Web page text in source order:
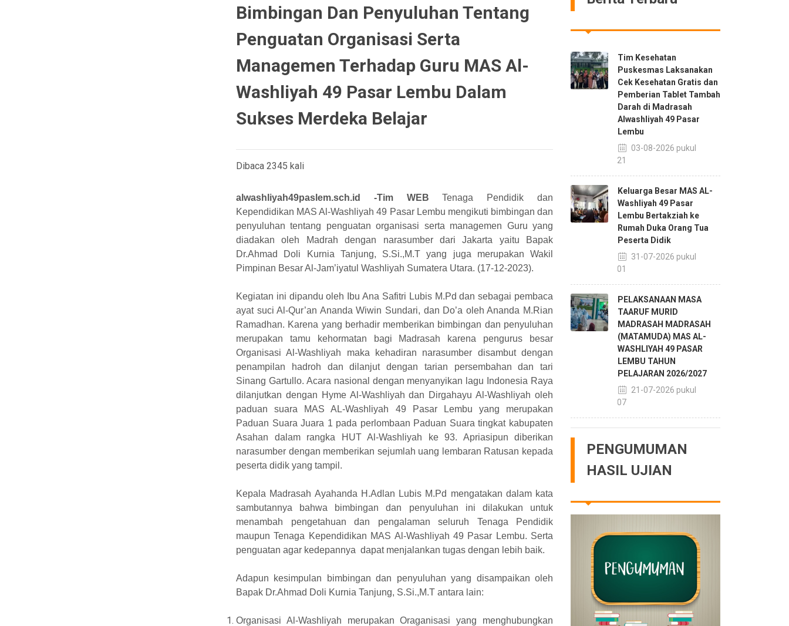
Bimbingan Dan Penyuluhan Tentang
Penguatan Organisasi Serta
Managemen Terhadap Guru MAS Al-
Washliyah 49 Pasar Lembu Dalam
Sukses Merdeka Belajar
Dibaca 2345 kali
alwashliyah49paslem.sch.id -Tim WEB Tenaga Pendidik dan
Kependidikan MAS Al-Washliyah 49 Pasar Lembu mengikuti bimbingan dan
penyuluhan tentang penguatan organisasi serta managemen Guru yang
diadakan oleh Madrah dengan narasumber dari Jakarta yaitu Bapak
Dr.Ahmad Doli Kurnia Tanjung, S.Si.,M.T yang juga merupakan Wakil
Pimpinan Besar Al-Jam’iyatul Washliyah Sumatera Utara. (17-12-2023).
Kegiatan ini dipandu oleh Ibu Ana Safitri Lubis M.Pd dan sebagai pembaca
ayat suci Al-Qur’an Ananda Wiwin Sundari, dan Do’a oleh Ananda M.Rian
Ramadhan. Karena yang berhadir memberikan bimbingan dan penyuluhan
merupakan tamu kehormatan bagi Madrasah karena pengurus besar
Organisasi Al-Washliyah maka kehadiran narasumber disambut dengan
penampilan hadroh dan dilanjut dengan tarian persembahan dan tari
Sinang Gartullo. Acara nasional dengan menyanyikan lagu Indonesia Raya
dilanjutkan dengan Hyme Al-Washliyah dan Dirgahayu Al-Washliyah oleh
paduan suara MAS AL-Washliyah 49 Pasar Lembu yang merupakan
Paduan Suara Juara 1 pada perlombaan Paduan Suara tingkat kabupaten
Asahan dalam rangka HUT Al-Washliyah ke 93. Apriasipun diberikan
narasumber dengan memberikan sejumlah uang lembaran Ratusan kepada
peserta didik yang tampil.
Kepala Madrasah Ayahanda H.Adlan Lubis M.Pd mengatakan dalam kata
sambutannya bahwa bimbingan dan penyuluhan ini dilakukan untuk
menambah pengetahuan dan pengalaman seluruh Tenaga Pendidik
maupun Tenaga Kependidikan MAS Al-Washliyah 49 Pasar Lembu. Serta
penguatan agar kedepannya dapat menjalankan tugas dengan lebih baik.
Adapun kesimpulan bimbingan dan penyuluhan yang disampaikan oleh
Bapak Dr.Ahmad Doli Kurnia Tanjung, S.Si.,M.T antara lain:
Organisasi Al-Washliyah merupakan Oraganisasi yang menghubungkan
Tim Kesehatan
Puskesmas Laksanakan
Cek Kesehatan Gratis dan
Pemberian Tablet Tambah
Darah di Madrasah
Alwashliyah 49 Pasar
Lembu
03-08-2026 pukul
08:21
Keluarga Besar MAS AL-
Washliyah 49 Pasar
Lembu Bertakziah ke
Rumah Duka Orang Tua
Peserta Didik
31-07-2026 pukul
21:01
PELAKSANAAN MASA
TAARUF MURID
MADRASAH MADRASAH
(MATAMUDA) MAS AL-
WASHLIYAH 49 PASAR
LEMBU TAHUN
PELAJARAN 2026/2027
21-07-2026 pukul
14:07
PENGUMUMAN
HASIL UJIAN